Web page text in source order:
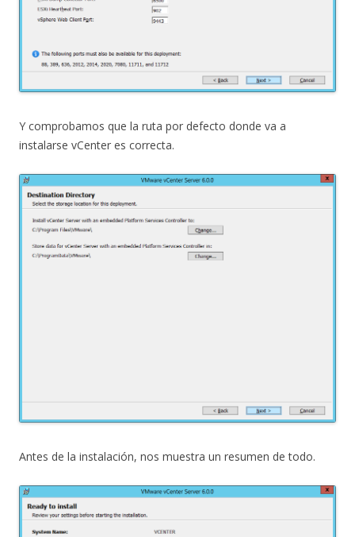
Y comprobamos que la ruta por defecto donde va a
instalarse vCenter es correcta.
Antes de la instalación, nos muestra un resumen de todo.